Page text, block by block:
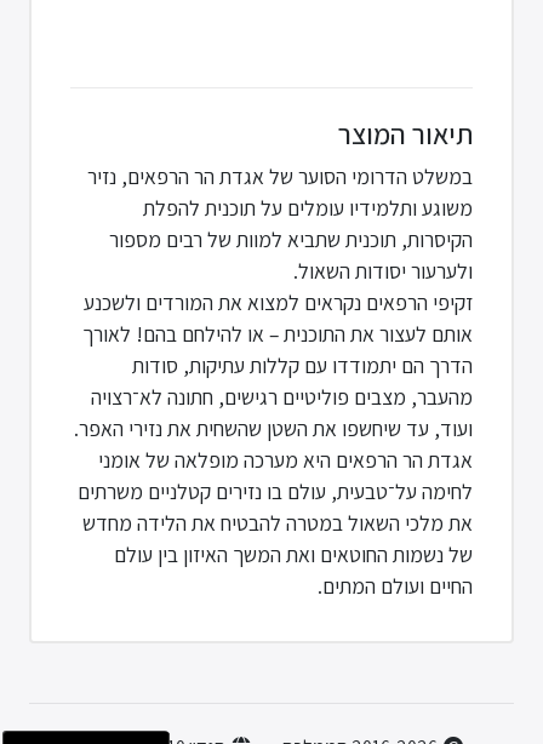
תיאור המוצר
במשלט הדרומי הסוער של אגדת הר הרפאים, נזיר
משוגע ותלמידיו עומלים על תוכנית להפלת
הקיסרות, תוכנית שתביא למוות של רבים מספור
ולערעור יסודות השאול.
זקיפי הרפאים נקראים למצוא את המורדים ולשכנע
אותם לעצור את התוכנית – או להילחם בהם! לאורך
הדרך הם יתמודדו עם קללות עתיקות, סודות
מהעבר, מצבים פוליטיים רגישים, חתונה לא־רצויה
ועוד, עד שיחשפו את השטן שהשחית את נזירי האפר.
אגדת הר הרפאים היא מערכה מופלאה של אומני
לחימה על־טבעית, עולם בו נזירים קטלניים משרתים
את מלכי השאול במטרה להבטיח את הלידה מחדש
של נשמות החוטאים ואת המשך האיזון בין עולם
החיים ועולם המתים.